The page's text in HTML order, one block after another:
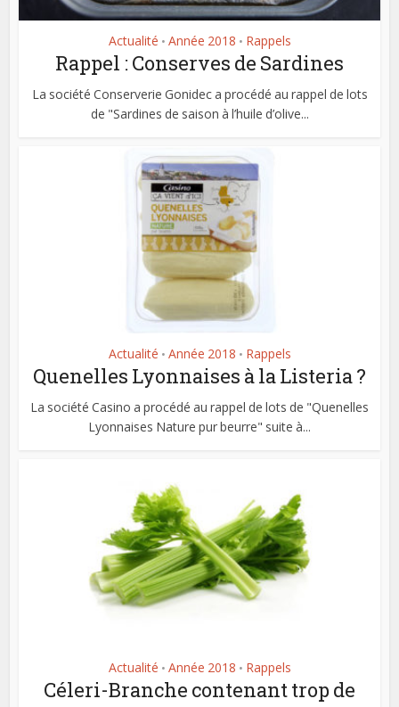
Actualité • Année 2018 • Rappels
Rappel : Conserves de Sardines
La société Conserverie Gonidec a procédé au rappel de lots
de "Sardines de saison à l’huile d’olive...
Actualité • Année 2018 • Rappels
Quenelles Lyonnaises à la Listeria ?
La société Casino a procédé au rappel de lots de "Quenelles
Lyonnaises Nature pur beurre" suite à...
Actualité • Année 2018 • Rappels
Céleri-Branche contenant trop de